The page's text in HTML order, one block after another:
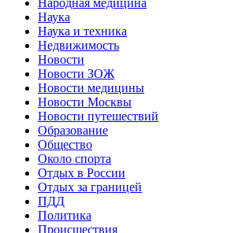
Наука
Наука и техника
Недвижимость
Новости
Новости ЗОЖ
Новости медицины
Новости Москвы
Новости путешествий
Образование
Общество
Около спорта
Отдых в России
Отдых за границей
ПДД
Политика
Происшествия